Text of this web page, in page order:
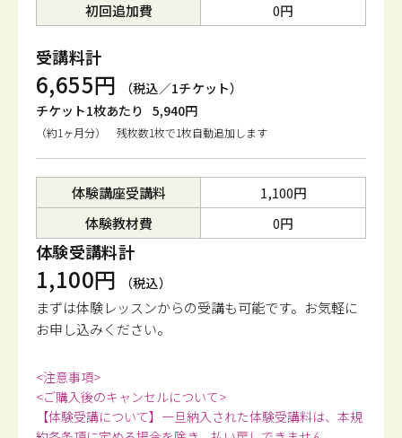
初回追加費 0円
受講料計
6,655円
（税込／1チケット）
チケット1枚あたり 5,940円
（約1ヶ月分） 残枚数1枚で1枚自動追加します
体験講座受講料
1,100円
体験教材費
0円
体験受講料計
1,100円 （税込）
まずは体験レッスンからの受講も可能です。 お気軽に
お申し込みください。
<注意事項>
<ご購入後のキャンセルについて>
【体験受講について】一旦納入された体験受講料は、本規